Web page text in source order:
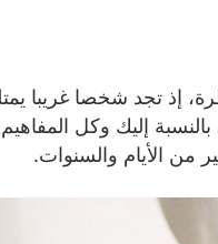
إذ تجد شخصا غريبا
إليك وكل
من الأيام والسنوات.